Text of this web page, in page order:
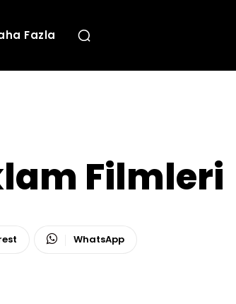
Fazla
Filmleri
WhatsApp